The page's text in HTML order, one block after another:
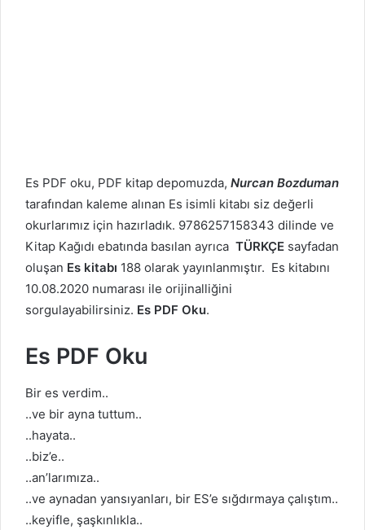
Es PDF oku, PDF kitap depomuzda, Nurcan Bozduman
tarafından kaleme alınan Es isimli kitabı siz değerli
okurlarımız için hazırladık. 9786257158343 dilinde ve
Kitap Kağıdı ebatında basılan ayrıca TÜRKÇE sayfadan
oluşan Es kitabı 188 olarak yayınlanmıştır. Es kitabını
10.08.2020 numarası ile orijinalliğini
sorgulayabilirsiniz. Es PDF Oku.
Es PDF Oku
Bir es verdim..
..ve bir ayna tuttum..
..hayata..
..biz’e..
..an’larımıza..
..ve aynadan yansıyanları, bir ES’e sığdırmaya çalıştım..
..keyifle, şaşkınlıkla..